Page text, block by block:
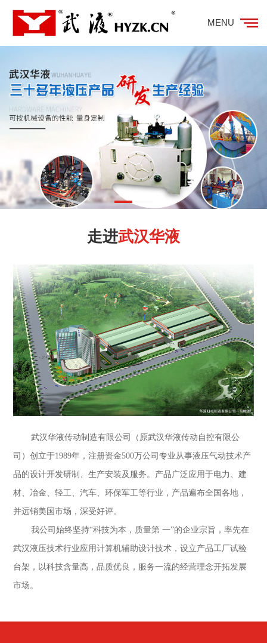
MENU
走进武汉华液
武汉华液传动制造有限公司（原武汉华液传动自控有限公
司）创立于1989年，注册资金500万公司专业从事液压气动技术产
品的设计开发研制、生产安装及服务。产品广泛应用于电力、建
材、冶金、轻工、汽车、环保军工等行业，产品遍布全国各地，
并远销美国市场，深受好评。
我公司始终坚持“科技为本，质量第 一”的企业宗旨，率先在
武汉液压技术行业应用计算机辅助设计技术，设立产品工厂试验
台架，以科技含量高，品质优良，服务一流的经营理念开拓发展
市场。